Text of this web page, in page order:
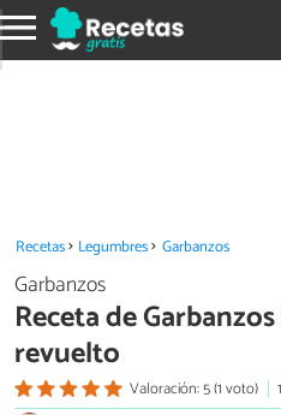
Recetas Legumbres Garbanzos
Garbanzos
Receta de
revuelto
Valoración: 5 (1 voto)